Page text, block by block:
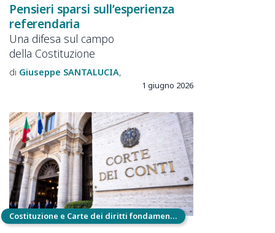
Pensieri sparsi sull’esperienza
referendaria
Una difesa sul campo
della Costituzione
Giuseppe SANTALUCIA
1 giugno 2026
Costituzione e Carte dei diritti fondamentali